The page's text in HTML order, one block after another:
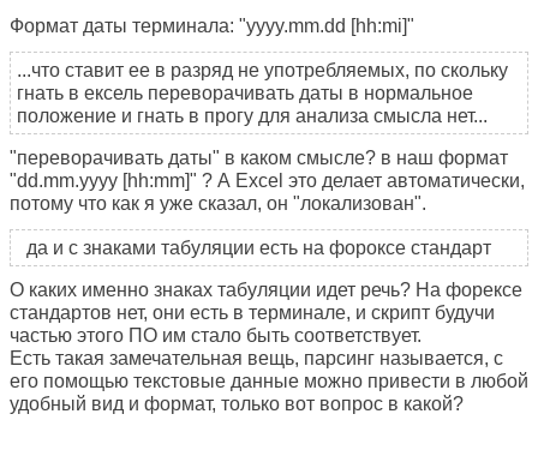
Формат даты терминала: "yyyy.mm.dd [hh:mi]"
...что ставит ее в разряд не употребляемых, по скольку
гнать в ексель переворачивать даты в нормальное
положение и гнать в прогу для анализа смысла нет...
"переворачивать даты" в каком смысле? в наш формат
"dd.mm.yyyy [hh:mm]" ? А Excel это делает автоматически,
потому что как я уже сказал, он "локализован".
да и с знаками табуляции есть на фороксе стандарт
О каких именно знаках табуляции идет речь? На форексе
стандартов нет, они есть в терминале, и скрипт будучи
частью этого ПО им стало быть соответствует.
Есть такая замечательная вещь, парсинг называется, с
его помощью текстовые данные можно привести в любой
удобный вид и формат, только вот вопрос в какой?